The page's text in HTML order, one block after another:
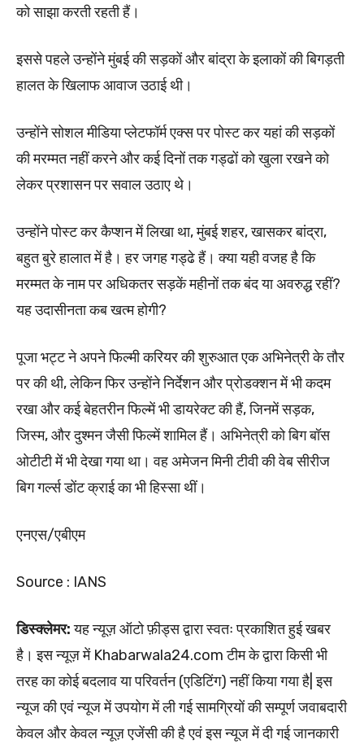
को साझा करती रहती हैं।
इससे पहले उन्होंने मुंबई की सड़कों और बांद्रा के इलाकों की बिगड़ती
हालत के खिलाफ आवाज उठाई थी।
उन्होंने सोशल मीडिया प्लेटफॉर्म एक्स पर पोस्ट कर यहां की सड़कों
की मरम्मत नहीं करने और कई दिनों तक गड्ढों को खुला रखने को
लेकर प्रशासन पर सवाल उठाए थे।
उन्होंने पोस्ट कर कैप्शन में लिखा था, मुंबई शहर, खासकर बांद्रा,
बहुत बुरे हालात में है। हर जगह गड्ढे हैं। क्या यही वजह है कि
मरम्मत के नाम पर अधिकतर सड़कें महीनों तक बंद या अवरुद्ध रहीं?
यह उदासीनता कब खत्म होगी?
पूजा भट्ट ने अपने फिल्मी करियर की शुरुआत एक अभिनेत्री के तौर
पर की थी, लेकिन फिर उन्होंने निर्देशन और प्रोडक्शन में भी कदम
रखा और कई बेहतरीन फिल्में भी डायरेक्ट की हैं, जिनमें सड़क,
जिस्म, और दुश्मन जैसी फिल्में शामिल हैं। अभिनेत्री को बिग बॉस
ओटीटी में भी देखा गया था। वह अमेजन मिनी टीवी की वेब सीरीज
बिग गर्ल्स डोंट क्राई का भी हिस्सा थीं।
एनएस/एबीएम
Source : IANS
डिस्क्लेमर:यह न्यूज़ ऑटो फ़ीड्स द्वारा स्वतः प्रकाशित हुई खबर
है। इस न्यूज़ में Khabarwala24.com टीम के द्वारा किसी भी
तरह का कोई बदलाव या परिवर्तन (एडिटिंग) नहीं किया गया है| इस
न्यूज की एवं न्यूज में उपयोग में ली गई सामग्रियों की सम्पूर्ण जवाबदारी
केवल और केवल न्यूज़ एजेंसी की है एवं इस न्यूज में दी गई जानकारी